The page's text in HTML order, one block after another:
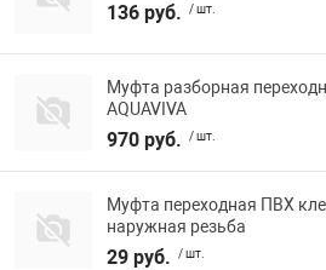
136 руб. / шт.
Муфта разборная
AQUAVIVA
970 руб. / шт.
Муфта переходная ПВХ
наружная резьба
29 руб. / шт.